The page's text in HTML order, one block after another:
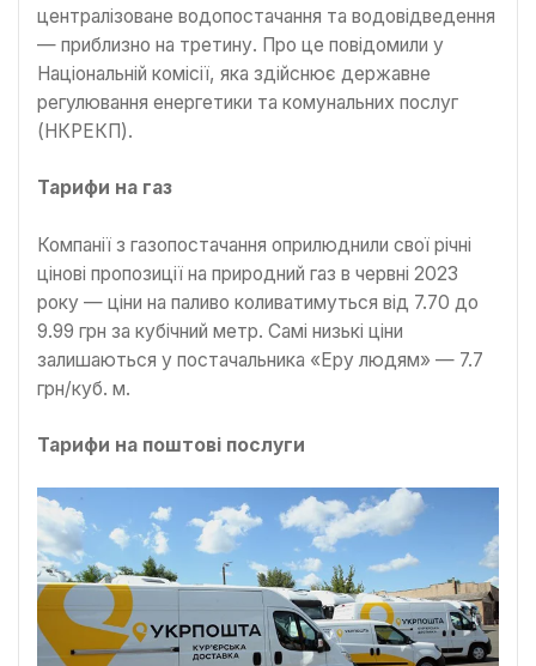
централізоване водопостачання та водовідведення
— приблизно на третину. Про це повідомили у
Національній комісії, яка здійснює державне
регулювання енергетики та комунальних послуг
(НКРЕКП).
Тарифи на газ
Компанії з газопостачання оприлюднили свої річні
цінові пропозиції на природний газ в червні 2023
року — ціни на паливо коливатимуться від 7.70 до
9.99 грн за кубічний метр. Самі низькі ціни
залишаються у постачальника «Еру людям» — 7.7
грн/куб. м.
Тарифи на поштові послуги